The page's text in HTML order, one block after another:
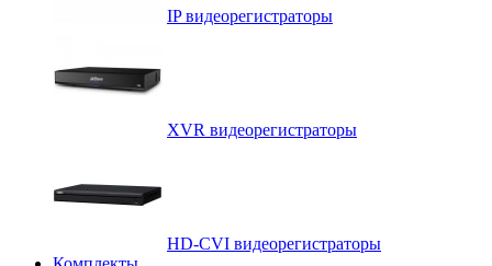
IP видеорегистраторы
XVR видеорегистраторы
HD-CVI видеорегистраторы